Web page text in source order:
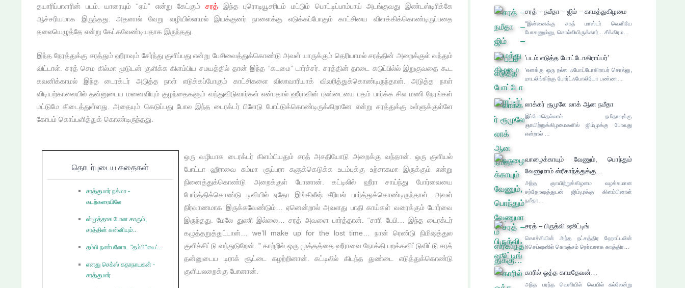
தயாரிப்பாளரின் படம். யாரையும் “ஏய்” என்று கேட்கும் சரத் இந்த புரொடியூசரிடம் மட்டும் பொட்டிப்பாம்பாய் அடங்குவது இண்டஸ்டிரிக்கே
ஆச்சரியமாக இருந்தது. அதனால் வேறு வழியில்லாமல் இயக்குனர் நாளைக்கு எடுக்கப்போகும் காட்சியை விளக்கிக்கொண்டிருப்பதை
தலையெழுத்தே என்று கேட்கவேண்டியதாக இருந்தது.
இந்த நேரத்துக்கு சரத்தும் ஹீராவும் சேர்ந்து குளிப்பது என்று பேசிவைத்துக்கொண்டு அவள் யாருக்கும் தெரியாமல் சரத்தின் அறைக்குள் வந்தும்
விட்டாள். சரத் செம கில்மா மூடுடன் குளிக்க கிளம்பிய சமயத்தில் தான் இந்த “கடமை” டார்ச்சர். சரத்தின் தாடை கடுப்பில்ல் இறுகுவதை கூட
கவனிக்காமல் இந்த டைரக்டர் அடுத்த நாள் எடுக்கப்போகும் காட்சிகளை விலாவாரியாக் விவரித்துக்கொண்டிருந்தான். அடுத்த நாள்
விடியற்காலையில் தன்னுடைய மனைவியும் குழந்தைகளும் வந்துவிடுவார்கள் என்பதால் ஹீராவின் புண்டையை பதம் பார்க்க சில மணி நேரங்கள்
மட்டுமே கிடைத்துள்ளது. அதையும் கெடுப்பது போல இந்த டைரக்டர் பிளேடு போட்டுக்கொண்டிருக்கிறானே என்று சரத்துக்கு உள்ளுக்குள்ளே
கோபம் கொப்பளித்துக் கொண்டிருந்தது.
தொடர்புடைய கதைகள்
சரத்குமார் நக்மா -
கடற்கரையிலே
ஸ்மூத்தாக போன காரும்,
சரத்தின் சுன்னியும்..
தம்பி நண்பனோட "தம்பி"யை'...
எனது செக்ஸ் கதாநாயகன் -
சரத்குமார்
ஒரு வழியாக டைரக்டர் கிளம்பியதும் சரத் அசதியோடு அறைக்கு வந்தான். ஒரு குளியல்
போட்டா ஹீராவை சும்மா சூப்பரா சுளுக்கெடுக்க உடம்புக்கு உற்சாகமா இருக்கும் என்று
நினைத்துக்கொண்டு அறைக்குள் போனான். கட்டிலில் ஹீரா சாய்ந்து போர்வையை
போர்த்திக்கொண்டு டிவியில் ஏதோ இங்கிலீஷ் சீரியல் பார்த்துக்கொண்டிருந்தாள். அவள்
நிர்வாணமாக இருக்கவேண்டும்… ஏனென்றால் அவளது பாதி காய்கள் வரைக்கும் போர்வை
இருந்தது. மேலே துணி இல்லை… சரத் அவளை பார்த்தான். “சாரி பேபி… இந்த டைரக்டர்
கழுத்தறுத்துட்டான்… we’ll make up for the lost time… நான் ரெண்டு நிமிஷத்துல
குளிச்சிட்டு வந்துடுறேன்..” காற்றில் ஒரு முத்தத்தை ஹீராவை நோக்கி பறக்கவிட்டுவிட்டு சரத்
தன்னுடைய டிராக் சூட்டை கழற்றினான். கட்டிலில் கிடந்த துண்டை எடுத்துக்கொண்டு
குளியலறைக்கு போனான்.
சரத் – நமீதா – ஜிம் – காமத்துகிழமை
"இன்னைக்கு சரத் மாஸ்டர் வெளியே
போகணும்னு, சொல்லியிருக்கார்... சீக்கிரம…
’படம் எடுத்த போட்டோகிராப்பர்’
'எனக்கு ஒரு நல்ல ஃபோட்டோகிராபர் சொல்லு,
மாடலிங்கிற்கு போர்ட்ஃபோலியோ பண்ண…
லாக்கர் ரூமுலே லாக் ஆன நமீதா
இப்போதெல்லாம் நமீதாவுக்கு
ஞாயிற்றுக்கிழமைகளில் ஜிம்முக்கு போவது
என்றால் …
வாழைக்காயும் வேணும், பொந்தும்
வேணுமாம் ஸ்ரீகாந்த்துக்கு…
அந்த ஞாயிற்றுக்கிழமை வழக்கமான
சந்தோஷத்துடன் ஜிம்முக்கு கிளம்பினாள்
நமீதா…
சரத் – பிருத்வி ஷூட்டிங்
கொச்சியின் அந்த நட்சத்திர ஹோட்டலின்
ரிசெப்ஷனில் கொஞ்சம் நெர்வசாக காத்திர…
காரில் ஓத்த காமதேவன்…
அந்த பரந்த வெளியில் வெயில் சுல்லேன்று